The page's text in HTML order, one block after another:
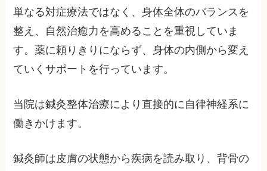
単なる対症療法ではなく、身体全体のバランスを
整え、自然治癒力を高めることを重視していま
す。薬に頼りきりにならず、身体の内側から変え
ていくサポートを行っています。
当院は鍼灸整体治療により直接的に自律神経系に
働きかけます。
鍼灸師は皮膚の状態から疾病を読み取り、背骨の